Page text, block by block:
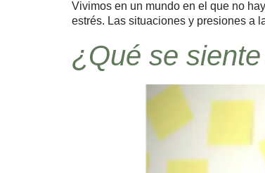
Vivimos en un mundo en el que no
estrés. Las situaciones y presiones a
¿Qué se